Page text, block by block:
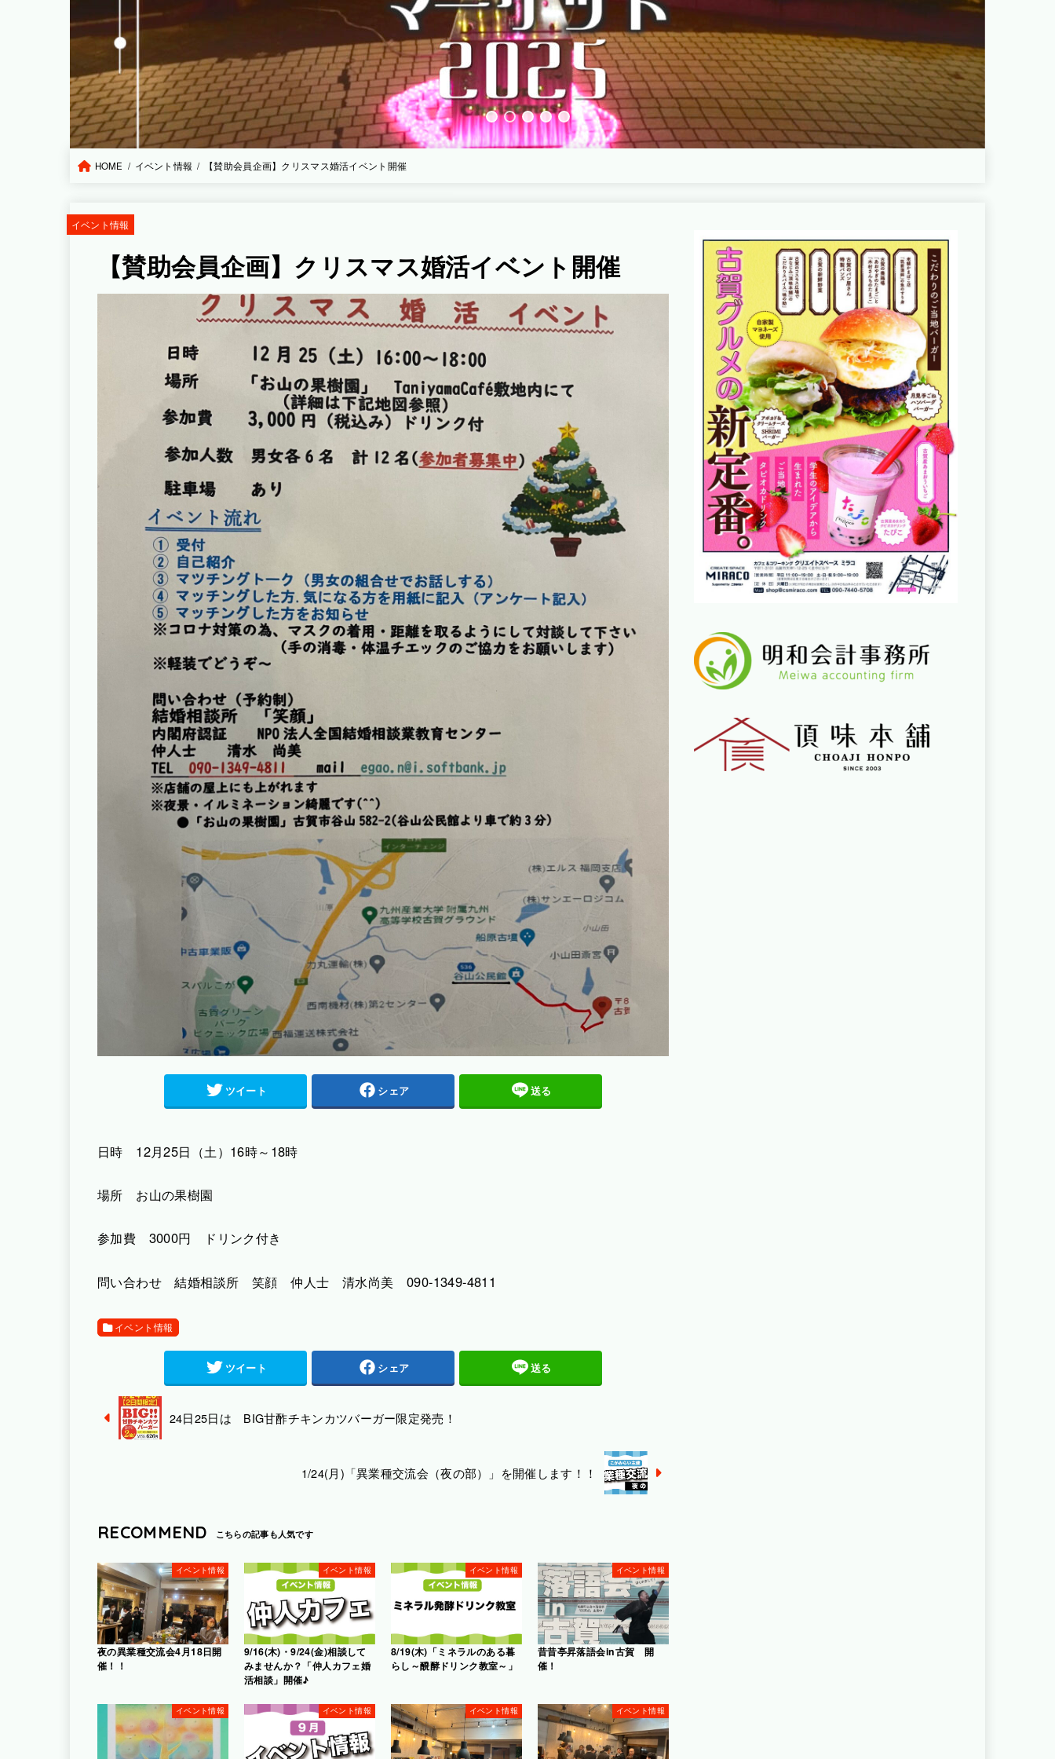
HOME イベント情報 【賛助会員企画】クリスマス婚活イベント開催
イベント情報
【賛助会員企画】クリスマス婚活イベント開催
ツイート シェア 送る
日時 12月25日（土）16時～18時
場所 お山の果樹園
参加費 3000円 ドリンク付き
問い合わせ 結婚相談所 笑顔 仲人士 清水尚美 090-1349-4811
イベント情報
ツイート シェア 送る
24日25日は BIG甘酢チキンカツバーガー限定発売！
1/24(月)「異業種交流会（夜の部）」を開催します！！
RECOMMEND
イベント情報
夜の異業種交流会4月18日開
催！！
イベント情報
9/16(木)・9/24(金)相談して
みませんか？「仲人カフェ婚
活相談」開催♪
イベント情報
8/19(木)「ミネラルのある暮
らし～醗酵ドリンク教室～」
イベント情報
昔昔亭昇落語会in古賀 開
催！
イベント情報 イベント情報 イベント情報 イベント情報